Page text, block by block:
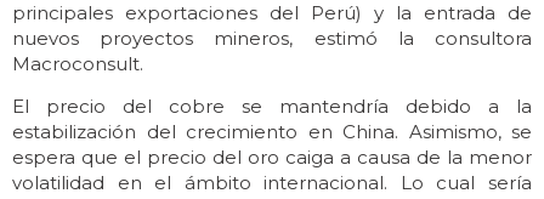
principales exportaciones del Perú) y la entrada de
nuevos proyectos mineros, estimó la consultora
Macroconsult.
El precio del cobre se mantendría debido a la
estabilización del crecimiento en China. Asimismo, se
espera que el precio del oro caiga a causa de la menor
volatilidad en el ámbito internacional. Lo cual sería